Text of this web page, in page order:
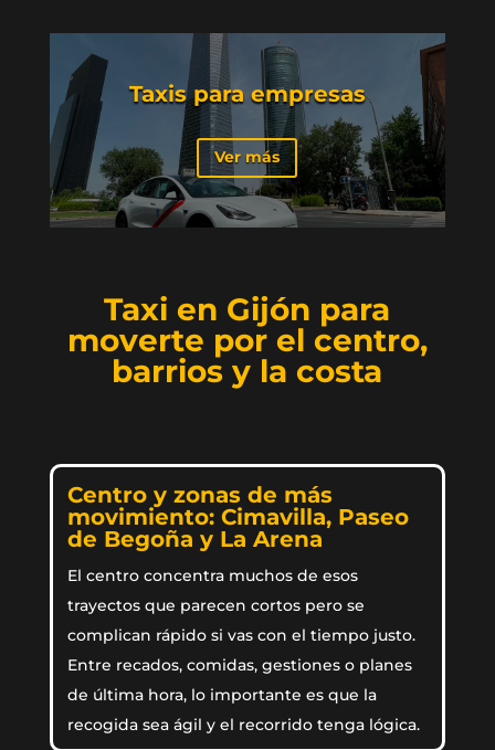
Taxis para empresas
Ver más
Taxi en Gijón para
moverte por el centro,
barrios y la costa
Centro y zonas de más
movimiento: Cimavilla, Paseo
de Begoña y La Arena
El centro concentra muchos de esos
trayectos que parecen cortos pero se
complican rápido si vas con el tiempo justo.
Entre recados, comidas, gestiones o planes
de última hora, lo importante es que la
recogida sea ágil y el recorrido tenga lógica.